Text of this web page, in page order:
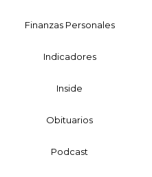
Finanzas Personales
Indicadores
Inside
Obituarios
Podcast